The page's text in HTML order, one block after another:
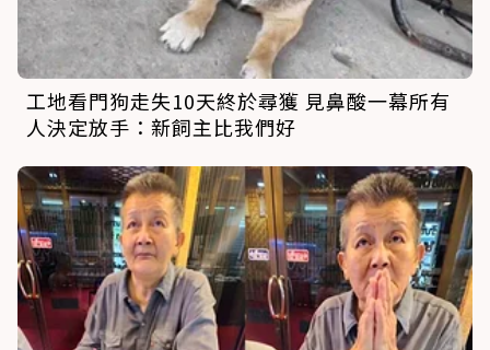
工地看門狗走失10天終於尋獲 見鼻酸一幕所有
人決定放手：新飼主比我們好